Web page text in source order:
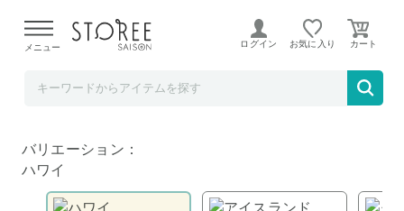
よる配送遅延が発生しております。
メニュー ログイン お気に入り
入浴剤 エステ気分アロマ ハワイ MC
バリエーション：
ハワイ